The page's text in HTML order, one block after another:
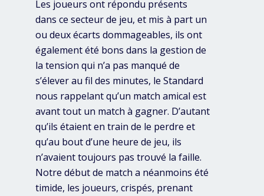
Les joueurs ont répondu présents
dans ce secteur de jeu, et mis à part un
ou deux écarts dommageables, ils ont
également été bons dans la gestion de
la tension qui n’a pas manqué de
s’élever au fil des minutes, le Standard
nous rappelant qu’un match amical est
avant tout un match à gagner. D’autant
qu’ils étaient en train de le perdre et
qu’au bout d’une heure de jeu, ils
n’avaient toujours pas trouvé la faille.
Notre début de match a néanmoins été
timide, les joueurs, crispés, prenant